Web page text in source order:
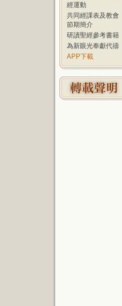
經運動
共同經課表及教會
節期簡介
研讀聖經參考書籍
為新眼光奉獻代禱
APP下載